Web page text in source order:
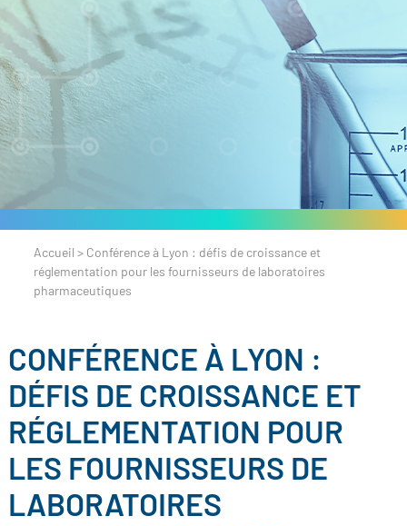
Accueil > Conférence à Lyon : défis de croissance et
réglementation pour les fournisseurs de laboratoires
pharmaceutiques
CONFÉRENCE À LYON :
DÉFIS DE CROISSANCE ET
RÉGLEMENTATION POUR
LES FOURNISSEURS DE
LABORATOIRES